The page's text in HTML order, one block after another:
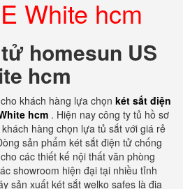
White hcm
homesun US
hcm
khách hàng lựa chọn két sắt điện
hcm . Hiện nay công ty tủ hồ sơ
hàng chọn lựa tủ sắt với giá rẻ
sản phẩm két sắt điện tử chống
các thiết kế nội thất văn phòng
showroom hiện đại tại nhiều tỉnh
sản xuất két sắt welko safes là địa